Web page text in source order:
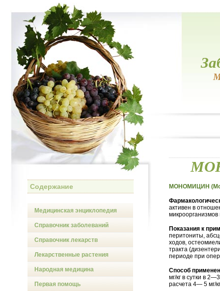
Содержание
Медицинская энциклопедия
Справочник заболеваний
Справочник лекарств
Лекарственные растения
Народная медицина
Первая помощь
МОНОМИЦИН
активен в
микроорганизмов
Показания к
перитониты,
ходов,
тракта
периоде при
Способ
мг/кг в сутки в
расчета 4— 5 мг/